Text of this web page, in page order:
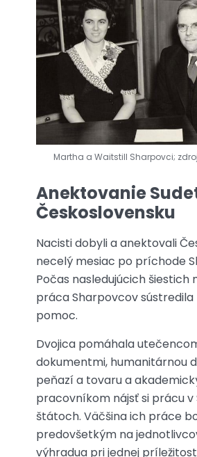
Martha a Waitstill Sharpovci;
Anektovanie
Československu
Nacisti dobyli a anektovali
necelý mesiac po príchode
Počas nasledujúcich šiestich
práca Sharpovcov
pomoc.
Dvojica pomáhala
dokumentmi, humanitárnou
peňazí a tovaru a
pracovníkom nájsť si prácu v
štátoch. Väčšina ich práce
predovšetkým na
výhradua pri jednej